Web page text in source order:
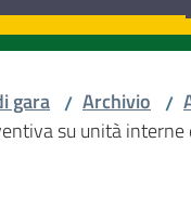
gara / Archivio /
su unità